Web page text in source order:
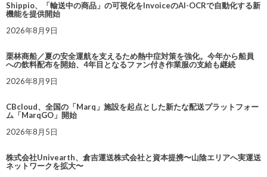
Shippio、「輸送中の商品」の可視化をInvoiceのAI-OCRで自動化する新
機能を提供開始
2026年8月9日
栗林商船／夏の安全運航を支えるため熱中症対策を強化。今年から船員
への飲料配布を開始、4年目となるファン付き作業服の支給も継続
2026年8月9日
CBcloud、全国の「Marq」施設を起点とした新たな配送プラットフォー
ム「MarqGO」開始
2026年8月5日
株式会社Univearth、倉吉運送株式会社と資本提携〜山陰エリアへ実運送
ネットワークを拡大〜